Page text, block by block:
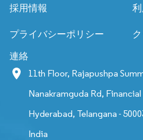
採用情報
プライバシーポリシー
連絡
11th Floor, Rajapushpa
Nanakramguda Rd,
Hyderabad, Telangana -
India